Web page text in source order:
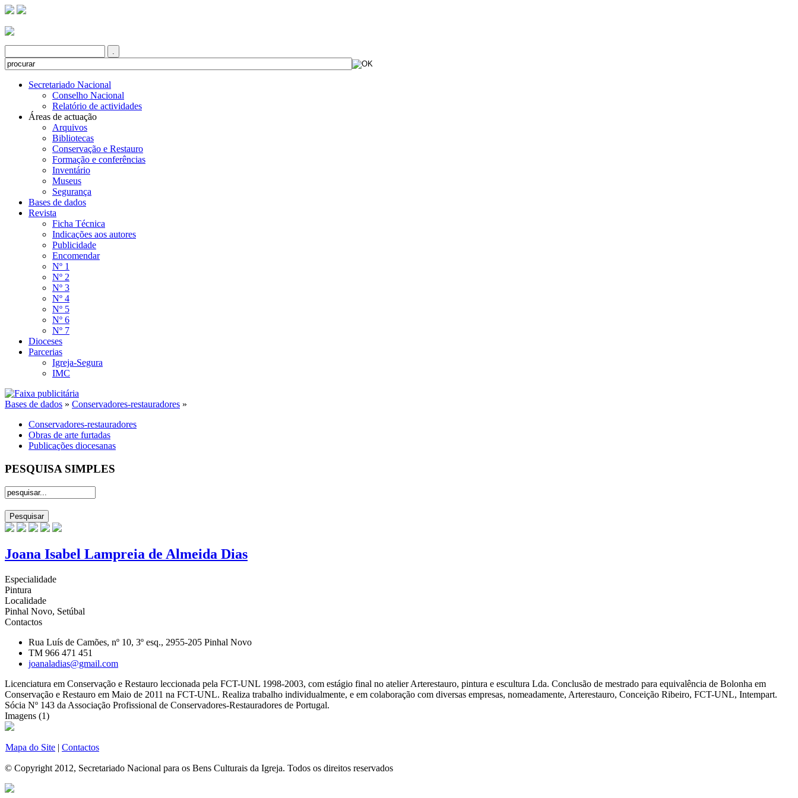
Secretariado Nacional
Conselho Nacional
Relatório de actividades
Áreas de actuação
Arquivos
Bibliotecas
Conservação e Restauro
Formação e conferências
Inventário
Museus
Segurança
Bases de dados
Revista
Ficha Técnica
Indicações aos autores
Publicidade
Encomendar
Nº 1
Nº 2
Nº 3
Nº 4
Nº 5
Nº 6
Nº 7
Dioceses
Parcerias
Igreja-Segura
IMC
Bases de dados » Conservadores-restauradores »
Conservadores-restauradores
Obras de arte furtadas
Publicações diocesanas
PESQUISA SIMPLES
Joana Isabel Lampreia de Almeida Dias
Especialidade
Pintura
Localidade
Pinhal Novo, Setúbal
Contactos
Rua Luís de Camões, nº 10, 3º esq., 2955-205 Pinhal Novo
TM 966 471 451
joanaladias@gmail.com
Licenciatura em Conservação e Restauro leccionada pela FCT-UNL 1998-2003, com estágio final no atelier Arterestauro, pintura e escultura Lda. Conclusão de mestrado para equivalência de Bolonha em
Conservação e Restauro em Maio de 2011 na FCT-UNL. Realiza trabalho individualmente, e em colaboração com diversas empresas, nomeadamente, Arterestauro, Conceição Ribeiro, FCT-UNL, Intempart.
Sócia Nº 143 da Associação Profissional de Conservadores-Restauradores de Portugal.
Imagens (1)
Mapa do Site | Contactos
© Copyright 2012, Secretariado Nacional para os Bens Culturais da Igreja. Todos os direitos reservados